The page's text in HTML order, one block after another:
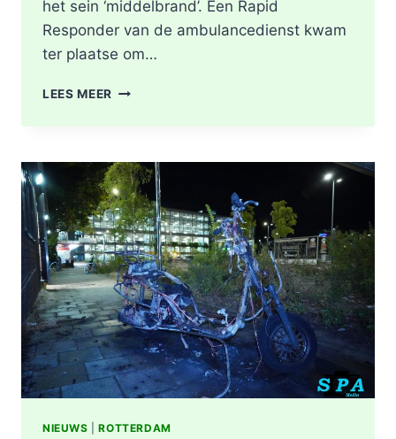
het sein ‘middelbrand’. Een Rapid
Responder van de ambulancedienst kwam
ter plaatse om…
LEES MEER BRAND
WONING
TIJDENS
WERKZAAMHEDEN
AAN
LIEVEN
DE
KEYSTRAAT
IN
ROTTERDAM
NIEUWS |ROTTERDAM